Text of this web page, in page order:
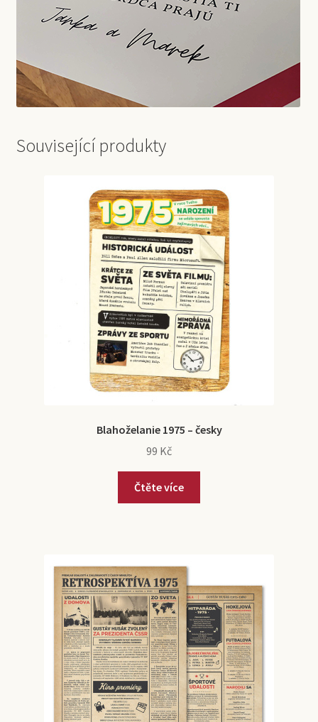
Související produkty
Blahoželanie 1975 – česky
99 Kč
Čtěte více